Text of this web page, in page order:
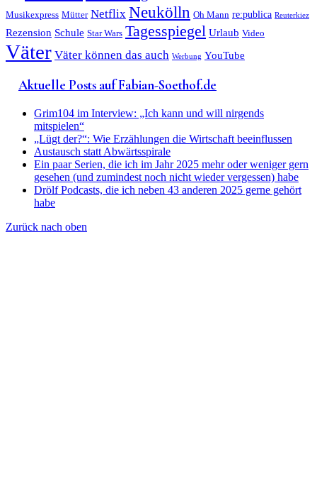
Musikexpress Mütter Netflix Neukölln Oh Mann re:publica Reuterkiez
Rezension Schule Star Wars Tagesspiegel Urlaub Video
Väter Väter können das auch Werbung YouTube
Aktuelle Posts auf Fabian-Soethof.de
Grim104 im Interview: „Ich kann und will nirgends
mitspielen“
„Lügt der?“: Wie Erzählungen die Wirtschaft beeinflussen
Austausch statt Abwärtsspirale
Ein paar Serien, die ich im Jahr 2025 mehr oder weniger gern
gesehen (und zumindest noch nicht wieder vergessen) habe
Drölf Podcasts, die ich neben 43 anderen 2025 gerne gehört
habe
Zurück nach oben